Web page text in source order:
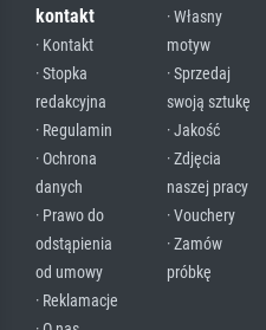
kontakt
· Kontakt
· Stopka
redakcyjna
· Regulamin
· Ochrona
danych
· Prawo do
odstąpienia
od umowy
· Reklamacje
· Własny
motyw
· Sprzedaj
swoją sztukę
· Jakość
· Zdjęcia
naszej pracy
· Vouchery
· Zamów
próbkę